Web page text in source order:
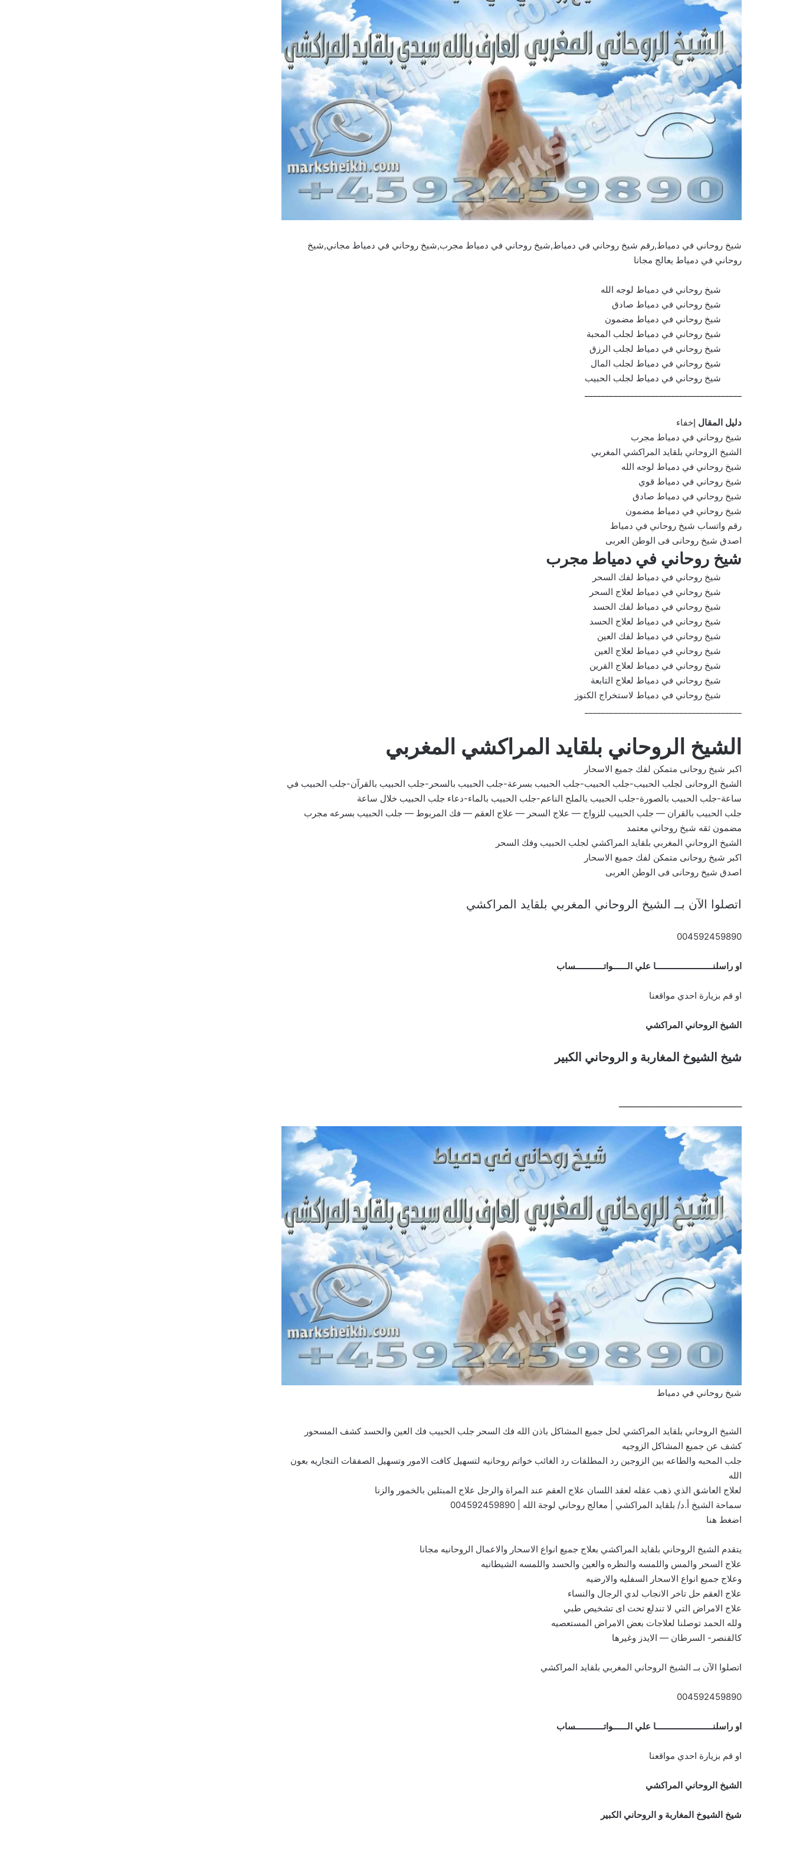
شيخ روحاني في دمياط,رقم شيخ روحاني في دمياط,شيخ روحاني في دمياط مجرب,شيخ روحاني في دمياط مجاني,شيخ
روحاني في دمياط يعالج مجانا
شيخ روحاني في دمياط لوجه الله
شيخ روحاني في دمياط صادق
شيخ روحاني في دمياط مضمون
شيخ روحاني في دمياط لجلب المحبة
شيخ روحاني في دمياط لجلب الرزق
شيخ روحاني في دمياط لجلب المال
شيخ روحاني في دمياط لجلب الحبيب
دليل المقال إخفاء
شيخ روحاني في دمياط مجرب
الشيخ الروحاني بلقايد المراكشي المغربي
شيخ روحاني في دمياط لوجه الله
شيخ روحاني في دمياط قوي
شيخ روحاني في دمياط صادق
شيخ روحاني في دمياط مضمون
رقم واتساب شيخ روحاني في دمياط
اصدق شيخ روحانى فى الوطن العربى
شيخ روحاني في دمياط مجرب
شيخ روحاني في دمياط لفك السحر
شيخ روحاني في دمياط لعلاج السحر
شيخ روحاني في دمياط لفك الحسد
شيخ روحاني في دمياط لعلاج الحسد
شيخ روحاني في دمياط لفك العين
شيخ روحاني في دمياط لعلاج العين
شيخ روحاني في دمياط لعلاج القرين
شيخ روحاني في دمياط لعلاج التابعة
شيخ روحاني في دمياط لاستخراج الكنوز
الشيخ الروحاني بلقايد المراكشي المغربي
اكبر شيخ روحانى متمكن لفك جميع الاسحار
الشيخ الروحانى لجلب الحبيب-جلب الحبيب-جلب الحبيب بسرعة-جلب الحبيب بالسحر-جلب الحبيب بالقرآن-جلب الحبيب في
ساعة-جلب الحبيب بالصورة-جلب الحبيب بالملح الناعم-جلب الحبيب بالماء-دعاء جلب الحبيب خلال ساعة
جلب الحبيب بالقران — جلب الحبيب للزواج — علاج السحر — علاج العقم — فك المربوط — جلب الحبيب بسرعه مجرب
مضمون ثقه شيخ روحاني معتمد
الشيخ الروحاني المغربي بلقايد المراكشي لجلب الحبيب وفك السحر
اكبر شيخ روحانى متمكن لفك جميع الاسحار
اصدق شيخ روحانى فى الوطن العربى
اتصلوا الآن بــ الشيخ الروحاني المغربي بلقايد المراكشي
004592459890
او راسلنــــــــــــــــــــــــا علي الــــــواتــــــــــــساب
او قم بزيارة احدي مواقعنا
الشيخ الروحاني المراكشي
شيخ الشيوخ المغاربة و الروحاني الكبير
ــــــــــــــــــــــــــــــــــــــــــــــــــــ
شيخ روحاني في دمياط
الشيخ الروحاني بلقايد المراكشي لحل جميع المشاكل باذن الله فك السحر جلب الحبيب فك العين والحسد كشف المسحور
كشف عن جميع المشاكل الزوجيه
جلب المحبه والطاعه بين الزوجين رد المطلقات رد الغائب خواتم روحانيه لتسهيل كافت الامور وتسهيل الصفقات التجاريه بعون
الله
لعلاج العاشق الذي ذهب عقله لعقد اللسان علاج العقم عند المراة والرجل علاج المبتلين بالخمور والزنا
سماحة الشيخ أ.د/ بلقايد المراكشي | معالج روحاني لوجة الله | 004592459890
اضغط هنا
يتقدم الشيخ الروحاني بلقايد المراكشي بعلاج جميع انواع الاسحار والاعمال الروحانيه مجانا
علاج السحر والمس واللمسه والنظره والعين والحسد واللمسه الشيطانيه
وعلاج جميع انواع الاسحار السفليه والارضيه
علاج العقم حل تاخر الانجاب لدي الرجال والنساء
علاج الامراض التي لا تندلع تحت اى تشخيص طبي
ولله الحمد توصلنا لعلاجات بعض الامراض المستعصيه
كالقنصر- السرطان — الايدز وغيرها
اتصلوا الآن بــ الشيخ الروحاني المغربي بلقايد المراكشي
004592459890
او راسلنــــــــــــــــــــــــا علي الــــــواتــــــــــــساب
او قم بزيارة احدي مواقعنا
الشيخ الروحاني المراكشي
شيخ الشيوخ المغاربة و الروحاني الكبير